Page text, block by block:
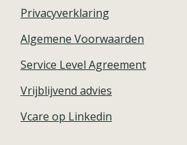
Privacyverklaring
Algemene Voorwaarden
Service Level Agreement
Vrijblijvend advies
Vcare op Linkedin